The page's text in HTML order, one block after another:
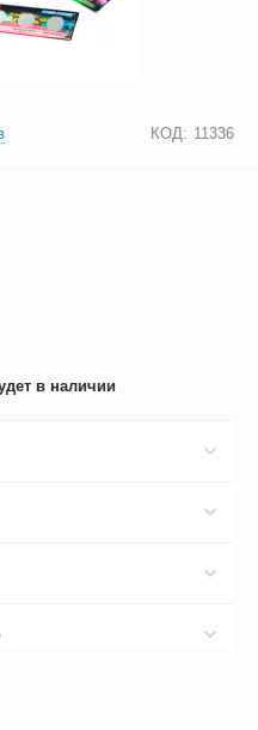
КОД: 11336
в наличии